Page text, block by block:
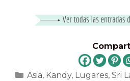
Categorías
Asia, Kandy, Lugares, Sri